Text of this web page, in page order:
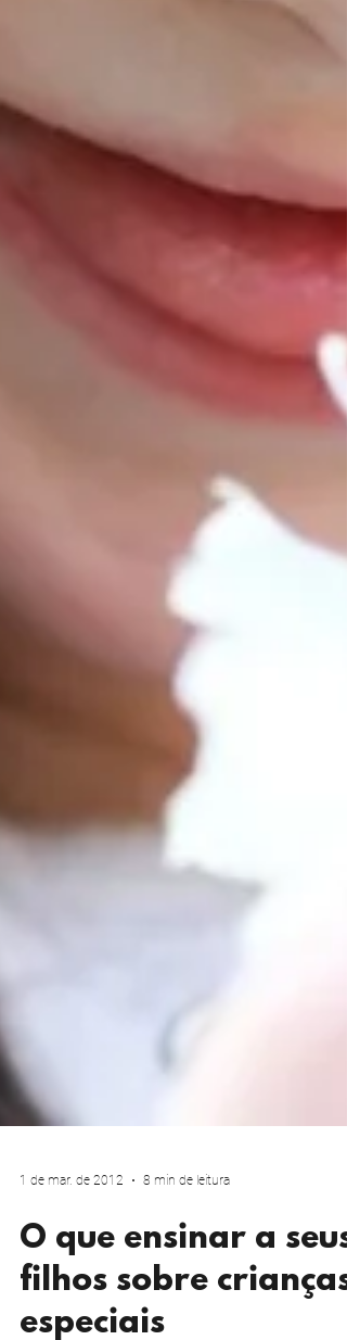
1 de mar. de 2012 8 min de leitura
O que ensinar a seus